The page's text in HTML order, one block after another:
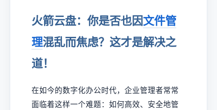
火箭云盘：你是否也因文件管
理混乱而焦虑？这才是解决之
道！
在如今的数字化办公时代，企业管理者常常
面临着这样一个难题：如何高效、安全地管